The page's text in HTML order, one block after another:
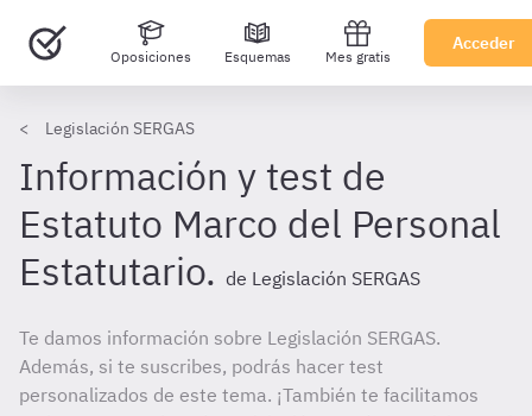
Oposiciones Esquemas Mes gratis
Acceder
Legislación SERGAS
Información y test de
Estatuto Marco del Personal
Estatutario. de Legislación SERGAS
Te damos información sobre Legislación SERGAS.
Además, si te suscribes, podrás hacer test
personalizados de este tema. ¡También te facilitamos